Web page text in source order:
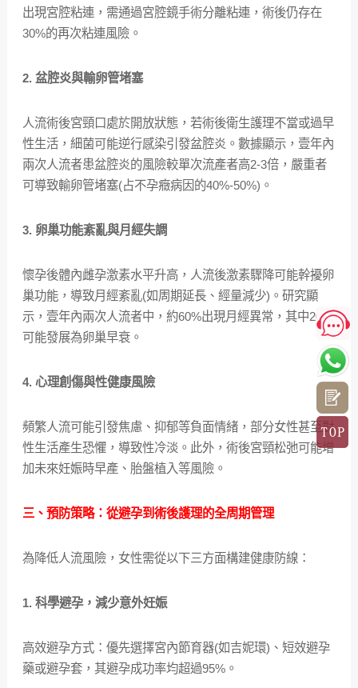
出現宮腔粘連，需通過宮腔鏡手術分離粘連，術後仍存在
30%的再次粘連風險。
2. 盆腔炎與輸卵管堵塞
人流術後宮頸口處於開放狀態，若術後衛生護理不當或過早
性生活，細菌可能逆行感染引發盆腔炎。數據顯示，壹年內
兩次人流者患盆腔炎的風險較單次流產者高2-3倍，嚴重者
可導致輸卵管堵塞(占不孕癥病因的40%-50%)。
3. 卵巢功能紊亂與月經失調
懷孕後體內雌孕激素水平升高，人流後激素驟降可能幹擾卵
巢功能，導致月經紊亂(如周期延長、經量減少)。研究顯
示，壹年內兩次人流者中，約60%出現月經異常，其中20%
可能發展為卵巢早衰。
4. 心理創傷與性健康風險
頻繁人流可能引發焦慮、抑郁等負面情緒，部分女性甚至對
性生活產生恐懼，導致性冷淡。此外，術後宮頸松弛可能增
加未來妊娠時早產、胎盤植入等風險。
三、預防策略：從避孕到術後護理的全周期管理
為降低人流風險，女性需從以下三方面構建健康防線：
1. 科學避孕，減少意外妊娠
高效避孕方式：優先選擇宮內節育器(如吉妮環)、短效避孕
藥或避孕套，其避孕成功率均超過95%。